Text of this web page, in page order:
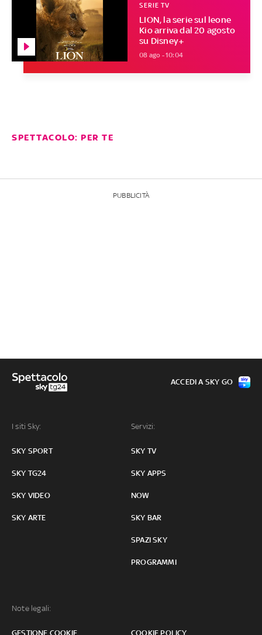
LION, la serie sul leone
Kio arriva dal 20 agosto
su Disney+
SERIE TV
08 ago - 10:04
SPETTACOLO: PER TE
PUBBLICITÀ
I siti Sky:
SKY SPORT
SKY TG24
SKY VIDEO
SKY ARTE
Servizi:
SKY TV
SKY APPS
NOW
SKY BAR
SPAZI SKY
PROGRAMMI
Note legali:
GESTIONE COOKIE COOKIE POLICY
ACCEDI A SKY GO